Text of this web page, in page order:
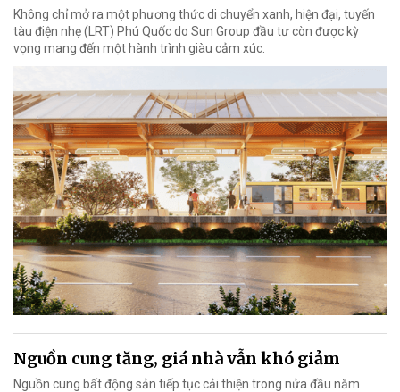
Không chỉ mở ra một phương thức di chuyển xanh, hiện đại, tuyến
tàu điện nhẹ (LRT) Phú Quốc do Sun Group đầu tư còn được kỳ
vọng mang đến một hành trình giàu cảm xúc.
Nguồn cung tăng, giá nhà vẫn khó giảm
Nguồn cung bất động sản tiếp tục cải thiện trong nửa đầu năm